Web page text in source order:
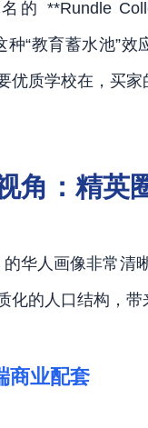
的 **Rundle
种“教育蓄水池”
质学校在，买家
角：精英
华人画像非常清
化的人口结构，
商业配套